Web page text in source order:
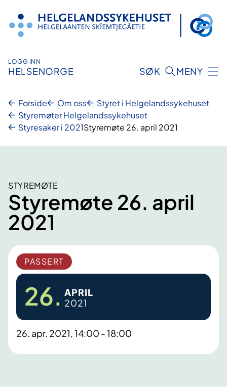
innhold
LOGG INN
HELSENORGE SØK MENY
Forside Om oss
Styret i Helgelandssykehuset
Styremøter Helgelandssykehuset
Styresaker i 2021Styremøte 26. april 2021
STYREMØTE
Styremøte 26. april
2021
PASSERT
26. APRIL
2021
26. apr. 2021, 14:00 - 18:00